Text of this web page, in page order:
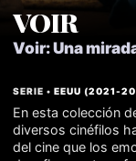
VOIR
Voir: Una
SERIE •EEUU (2021-
En esta colección
diversos cinéfilos
del cine que los